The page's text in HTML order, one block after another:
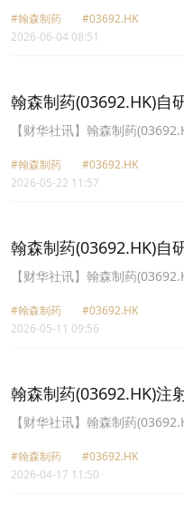
(NMPA)受理，适用于肥胖或
一款集团自主研发的每周一次
#翰森制药
#03692.HK
2026-06-04 08:51
翰森制药(03692.HK)自
疗药物
【财华社讯】翰森制药
10504片获中国国家药品监督
物，拟定适应症为用于经
#翰森制药
#03692.HK
2026-05-22 11:57
翰森制药(03692.HK)自
纳入突破性治疗药物
【财华社讯】翰森制药
监督管理局(NMPA)批准纳入
线接受含铂化疗和免疫检查点
#翰森制药
#03692.HK
2026-05-11 09:56
翰森制药(03692.HK)注
抗获纳入突破性治疗药
【财华社讯】翰森制药
抗获中国国家药品监督管理局
定适应症为既往经过含铂化疗
#翰森制药
#03692.HK
2026-04-17 11:50